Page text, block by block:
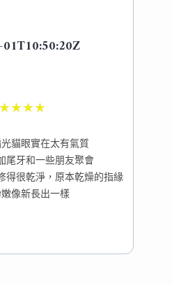
★★★★
貓眼實在太有氣質
尾牙和一些朋友聚會
得很乾淨，原本乾燥的指緣
像新長出一樣